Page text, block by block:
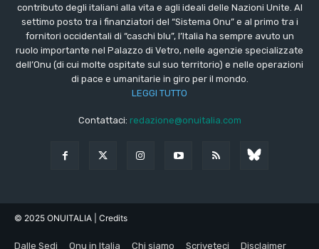
contributo degli italiani alla vita e agli ideali delle Nazioni Unite. Al
settimo posto tra i finanziatori del “Sistema Onu” e al primo tra i
fornitori occidentali di “caschi blu”, l’Italia ha sempre avuto un
ruolo importante nel Palazzo di Vetro, nelle agenzie specializzate
dell’Onu (di cui molte ospitate sul suo territorio) e nelle operazioni
di pace e umanitarie in giro per il mondo.
LEGGI TUTTO
Contattaci: redazione@onuitalia.com
© 2025 ONUITALIA | Credits
Dalle Sedi Onu in Italia Chi siamo Scriveteci Disclaimer